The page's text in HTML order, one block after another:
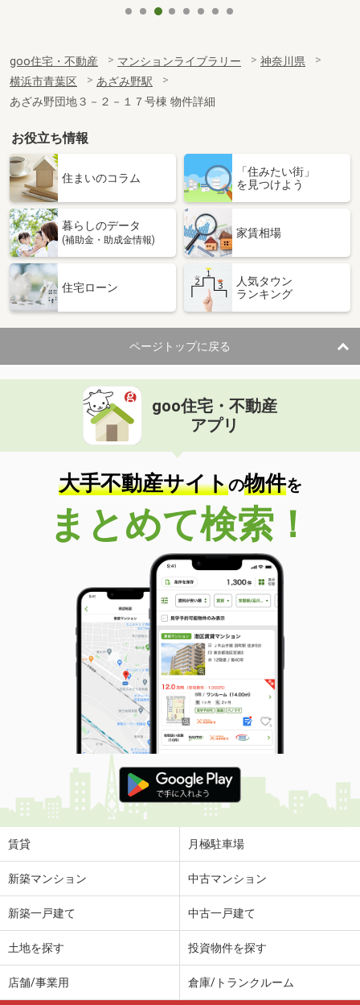
goo住宅・不動産 マンションライブラリー
神奈川県
横浜市青葉区
あざみ野駅
あざみ野団地３－２－１７号棟 物件詳細
お役立ち情報
住まいのコラム
「住みたい街」
を見つけよう
暮らしのデータ
(補助金・助成金情報)
家賃相場
住宅ローン
人気タウン
ランキング
ページトップに戻る
goo住宅・不動産
アプリ
大手不動産サイトの物件を
まとめて検索！
賃貸 月極駐車場
新築マンション 中古マンション
新築一戸建て 中古一戸建て
土地を探す 投資物件を探す
店舗/事業用 倉庫/トランクルーム